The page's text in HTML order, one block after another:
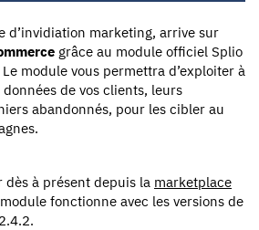
d’invidiation marketing, arrive sur
grâce au module officiel Splio
module vous permettra d’exploiter à
de vos clients, leurs
abandonnés, pour les cibler au
dès à présent depuis la marketplace
fonctionne avec les versions de